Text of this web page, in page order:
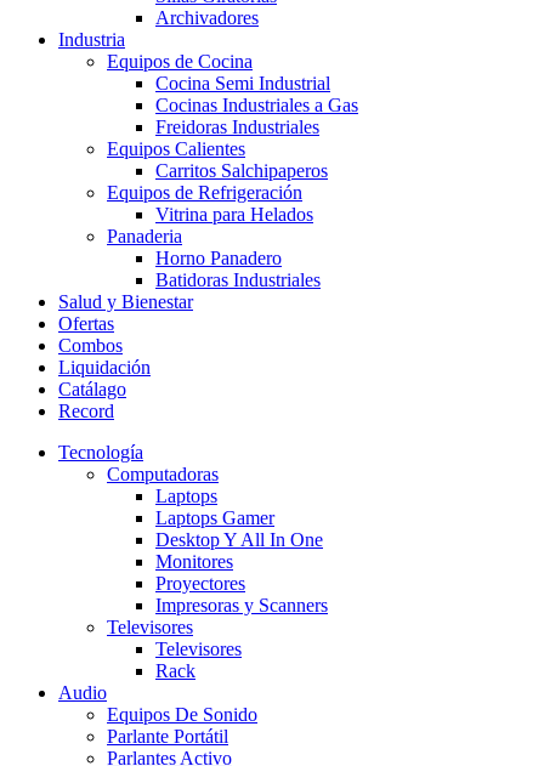
Archivadores
Industria
Equipos de Cocina
Cocina Semi Industrial
Cocinas Industriales a Gas
Freidoras Industriales
Equipos Calientes
Carritos Salchipaperos
Equipos de Refrigeración
Vitrina para Helados
Panaderia
Horno Panadero
Batidoras Industriales
Salud y Bienestar
Ofertas
Combos
Liquidación
Catálago
Record
Tecnología
Computadoras
Laptops
Laptops Gamer
Desktop Y All In One
Monitores
Proyectores
Impresoras y Scanners
Televisores
Televisores
Rack
Audio
Equipos De Sonido
Parlante Portátil
Parlantes Activo